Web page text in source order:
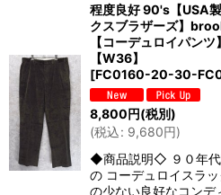
程度良好 90's【USA
クスブラザーズ】
【コーデュロイパン
【W36】
[FC0160-20-30-
8,800円(税別)
(税込: 9,680円)
◆商品説明◇ ９０年代
の コーデュロイスラ
の少ない良好なコンデ